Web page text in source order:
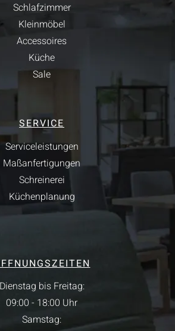
Schlafzimmer
Kleinmöbel
Accessoires
Küche
Sale
SERVICE
Serviceleistungen
Maßanfertigungen
Schreinerei
Küchenplanung
Dienstag bis Freitag:
09:00 - 18:00 Uhr
Samstag: